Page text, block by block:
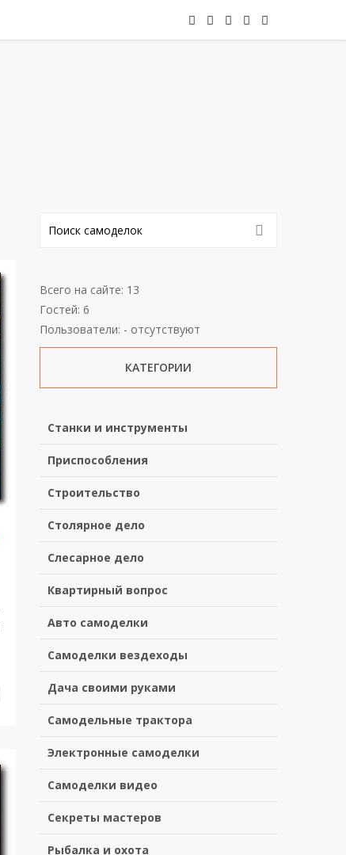
Всего на сайте: 13
Гостей: 6
Пользователи: - отсутствуют
КАТЕГОРИИ
Станки и инструменты
Приспособления
Строительство
Столярное дело
Слесарное дело
Квартирный вопрос
Авто самоделки
Самоделки вездеходы
Дача своими руками
Самодельные трактора
Электронные самоделки
Самоделки видео
Секреты мастеров
Рыбалка и охота